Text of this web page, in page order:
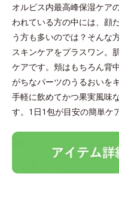
オルビス内最高峰保湿ケア
われている方の中には、顔
う方も多いのでは？そんな
スキンケアをプラスワン。
ケアです。頬はもちろん背
がちなパーツのうるおいを
手軽に飲めてかつ果実風味
す。1日1包が目安の簡単ケ